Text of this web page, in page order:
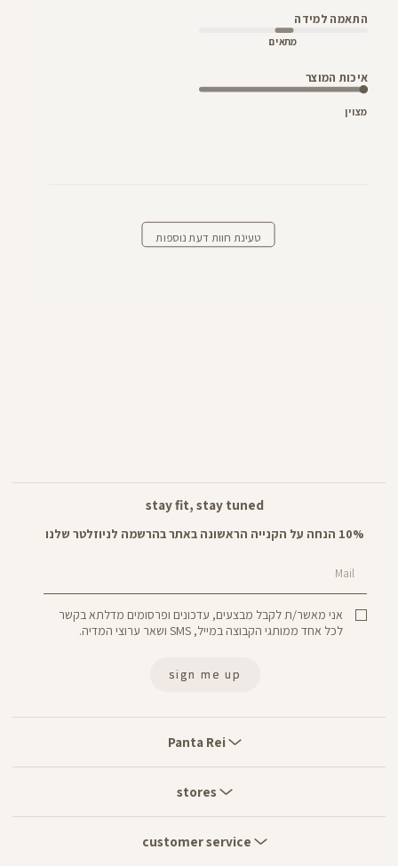
התאמה למידה
מתאים
איכות המוצר
מצוין
טעינת חוות דעת נוספות
Rei
Panta Rei
stores
service
customer service
stay fit, stay tuned
10% הנחה על הקנייה הראשונה באתר בהרשמה לניוזלטר שלנו
Mail
אני מאשר/ת לקבל מבצעים, עדכונים ופרסומים מדלתא בקשר
לכל אחד ממותגי הקבוצה במייל, SMS ושאר ערוצי המדיה.
sign me up